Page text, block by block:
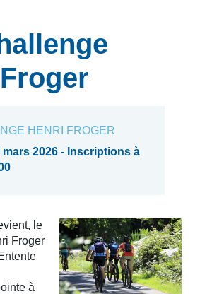
HENRI FROGER
2026 - Inscriptions à
le
Froger
à